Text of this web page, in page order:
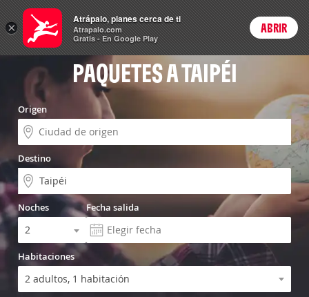
Vuelo+Hotel Login
PAQUETES A TAIPÉI
Origen
Destino
Noches Fecha salida
Habitaciones
×
Atrápalo, planes cerca de ti
Atrapalo.com
Gratis - En Google Play
ABRIR